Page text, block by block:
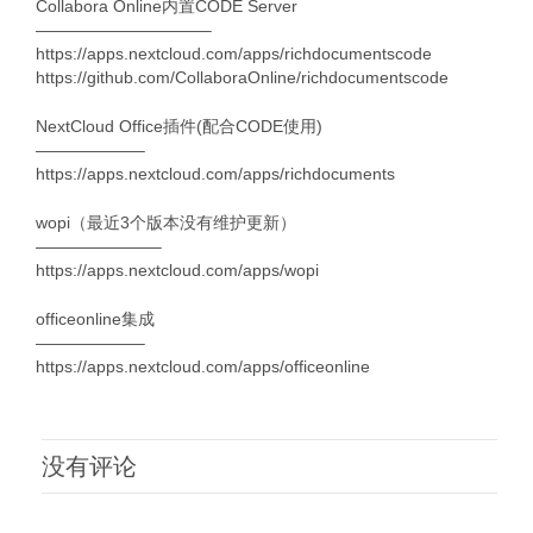
Collabora Online内置CODE Server
——————————–
https://apps.nextcloud.com/apps/richdocumentscode
https://github.com/CollaboraOnline/richdocumentscode
NextCloud Office插件(配合CODE使用)
——————–
https://apps.nextcloud.com/apps/richdocuments
wopi（最近3个版本没有维护更新）
———————–
https://apps.nextcloud.com/apps/wopi
officeonline集成
——————–
https://apps.nextcloud.com/apps/officeonline
没有评论